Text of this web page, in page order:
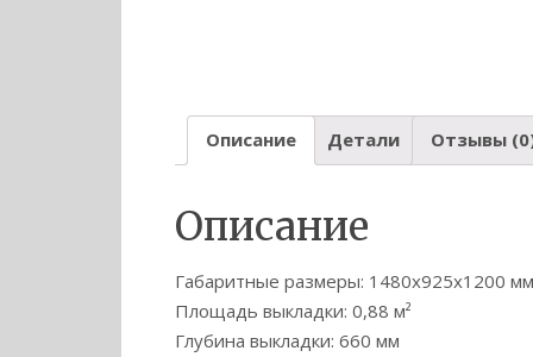
Описание Детали Отзывы
Описание
Габаритные размеры: 1480х925х1200 мм
Площадь выкладки: 0,88 м²
Глубина выкладки: 660 мм